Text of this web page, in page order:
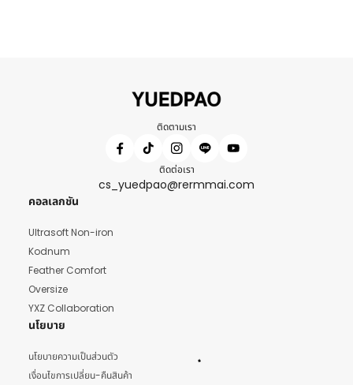
ติดตามเรา
ติดต่อเรา
cs_yuedpao@rermmai.com
คอลเลกชัน
Ultrasoft Non-iron
Kodnum
Feather Comfort
Oversize
YXZ Collaboration
นโยบาย
นโยบายความเป็นส่วนตัว
เงื่อนไขการเปลี่ยน-คืนสินค้า